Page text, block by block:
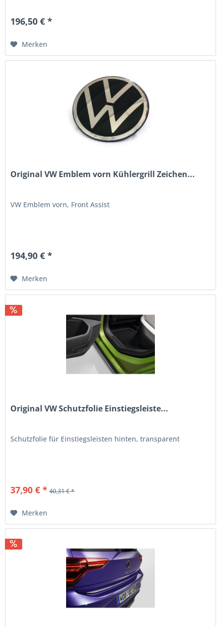
196,50 € *
Merken
Original VW Emblem vorn Kühlergrill Zeichen...
VW Emblem vorn, Front Assist
194,90 € *
Merken
Original VW Schutzfolie Einstiegsleiste...
Schutzfolie für Einstiegsleisten hinten, transparent
37,90 € * 40,31 € *
Merken